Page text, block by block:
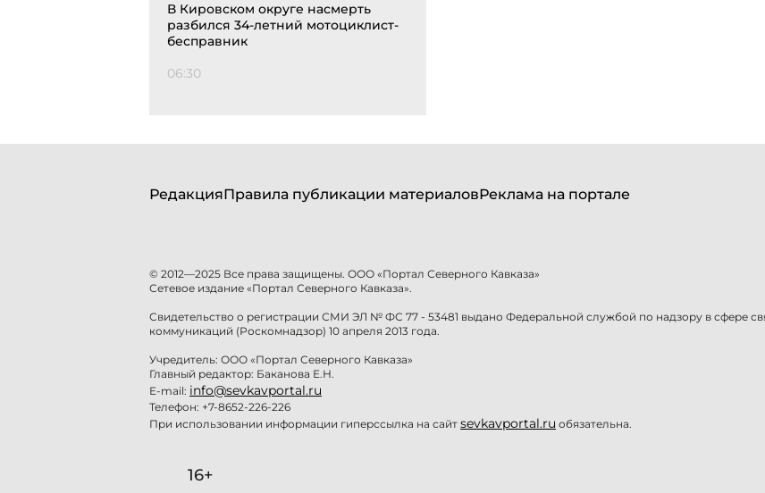
В Кировском округе насмерть
разбился 34-летний мотоциклист-
бесправник
06:30
РедакцияПравила публикации материаловРеклама на портале
© 2012—2025 Все права защищены. ООО «Портал Северного Кавказа»
Сетевое издание «Портал Северного Кавказа».
Свидетельство о регистрации СМИ ЭЛ № ФС 77 - 53481 выдано Федеральной службой по надзору в сфере
коммуникаций (Роскомнадзор) 10 апреля 2013 года.
Учредитель: ООО «Портал Северного Кавказа»
Главный редактор: Баканова Е.Н.
E-mail: info@sevkavportal.ru
Телефон: +7-8652-226-226
При использовании информации гиперссылка на сайт sevkavportal.ru обязательна.
16+